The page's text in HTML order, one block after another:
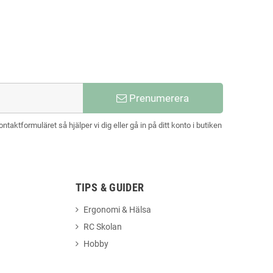
Prenumerera
så hjälper vi dig eller gå in på ditt konto i butiken
TIPS & GUIDER
Ergonomi & Hälsa
RC Skolan
Hobby